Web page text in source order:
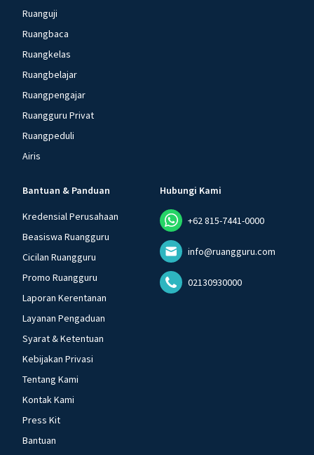
Ruanguji
Ruangbaca
Ruangkelas
Ruangbelajar
Ruangpengajar
Ruangguru Privat
Ruangpeduli
Airis
Bantuan & Panduan
Kredensial Perusahaan
Beasiswa Ruangguru
Cicilan Ruangguru
Promo Ruangguru
Laporan Kerentanan
Layanan Pengaduan
Syarat & Ketentuan
Kebijakan Privasi
Tentang Kami
Kontak Kami
Press Kit
Bantuan
Hubungi Kami
+62 815-7441-0000
info@ruangguru.com
02130930000